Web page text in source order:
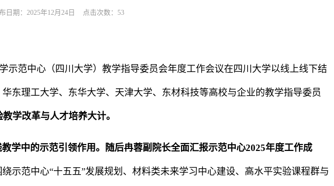
日期：2025年12月24日 点击次数： 53
示范中心（四川大学）教学指导委员会年度工作会议在四川大学以线上线下结
东理工大学、东华大学、天津大学、东材科技等高校与企业的教学指导委员
学改革与人才培养大计。
学中的示范引领作用。随后冉蓉副院长全面汇报示范中心2025年度工作成
示范中心“十五五”发展规划、材料类未来学习中心建设、高水平实验课程群与